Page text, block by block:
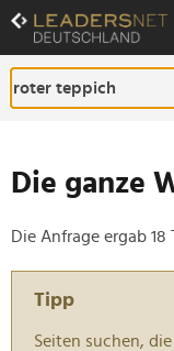
Zum
Inhalt
Zur
Fußzeilen-
Navigation
Die ganze
Die Anfrage ergab 18
Tipp
Seiten suchen,